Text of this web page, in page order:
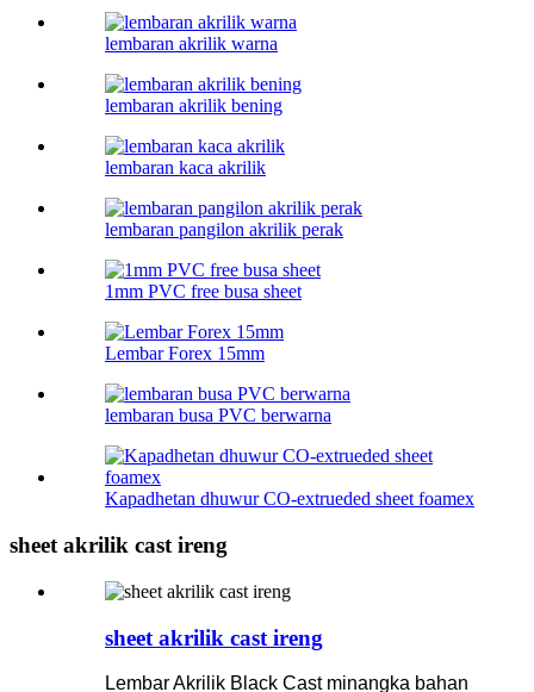
lembaran akrilik warna
lembaran akrilik bening
lembaran kaca akrilik
lembaran pangilon akrilik perak
1mm PVC free busa sheet
Lembar Forex 15mm
lembaran busa PVC berwarna
Kapadhetan dhuwur CO-extrueded sheet foamex
sheet akrilik cast ireng
sheet akrilik cast ireng
Lembar Akrilik Black Cast minangka bahan